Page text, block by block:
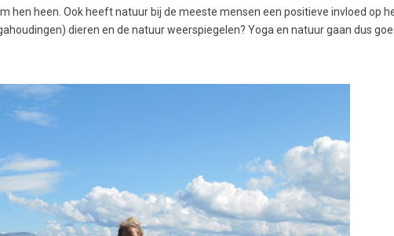
hen heen. Ook heeft natuur bij de meeste mensen een positieve invloed op
dieren en de natuur weerspiegelen? Yoga en natuur gaan dus